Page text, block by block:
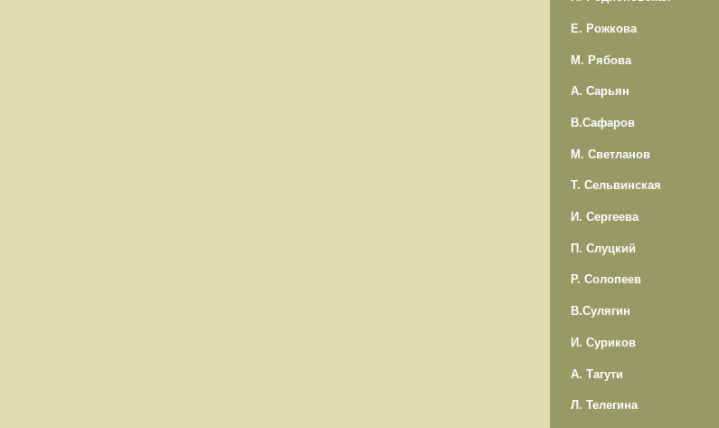
Е. Рожкова
М. Рябова
А. Сарьян
В.Сафаров
М. Светланов
Т. Сельвинская
И. Сергеева
П. Слуцкий
Р. Солопеев
В.Сулягин
И. Суриков
А. Тагути
Л. Телегина